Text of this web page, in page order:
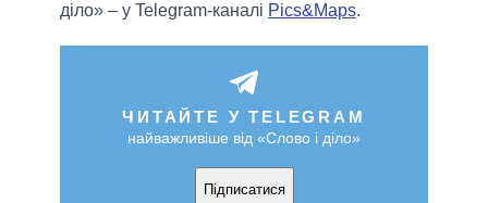
діло» – у Telegram-каналі Pics&Maps.
ЧИТАЙТЕ У TELEGRAM
найважливіше від «Слово і діло»
Підписатися